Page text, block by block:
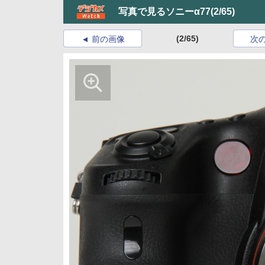
写真で見るソニーα77(2/65)
前の画像 (2/65) 次